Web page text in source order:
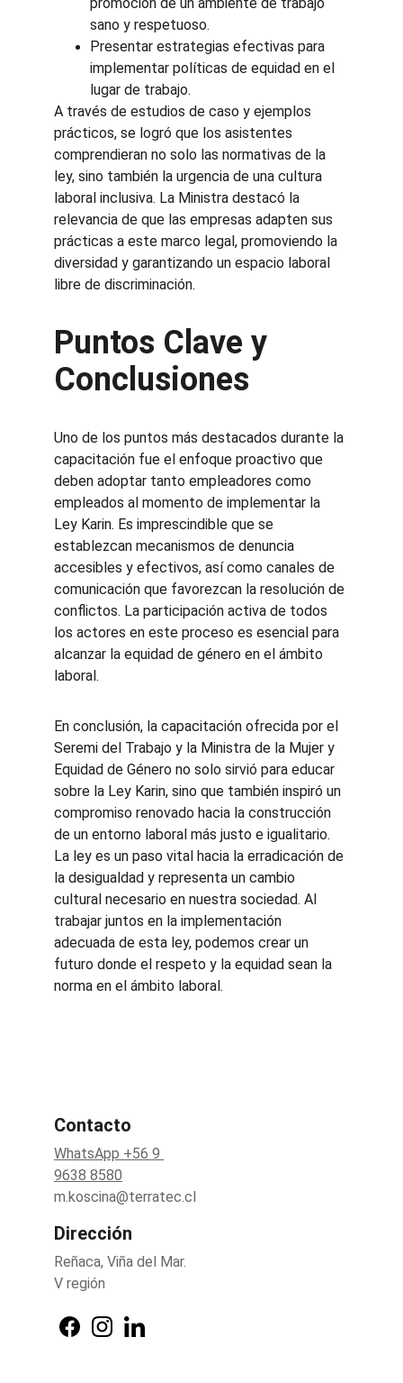
sano y respetuoso.
Presentar estrategias efectivas para
implementar políticas de equidad en el
lugar de trabajo.
A través de estudios de caso y ejemplos
prácticos, se logró que los asistentes
comprendieran no solo las normativas de la
ley, sino también la urgencia de una cultura
laboral inclusiva. La Ministra destacó la
relevancia de que las empresas adapten sus
prácticas a este marco legal, promoviendo la
diversidad y garantizando un espacio laboral
libre de discriminación.
Puntos Clave y
Conclusiones
Uno de los puntos más destacados durante la
capacitación fue el enfoque proactivo que
deben adoptar tanto empleadores como
empleados al momento de implementar la
Ley Karin. Es imprescindible que se
establezcan mecanismos de denuncia
accesibles y efectivos, así como canales de
comunicación que favorezcan la resolución de
conflictos. La participación activa de todos
los actores en este proceso es esencial para
alcanzar la equidad de género en el ámbito
laboral.
En conclusión, la capacitación ofrecida por el
Seremi del Trabajo y la Ministra de la Mujer y
Equidad de Género no solo sirvió para educar
sobre la Ley Karin, sino que también inspiró un
compromiso renovado hacia la construcción
de un entorno laboral más justo e igualitario.
La ley es un paso vital hacia la erradicación de
la desigualdad y representa un cambio
cultural necesario en nuestra sociedad. Al
trabajar juntos en la implementación
adecuada de esta ley, podemos crear un
futuro donde el respeto y la equidad sean la
norma en el ámbito laboral.
Contacto
WhatsApp +56 9
9638 8580
m.koscina@terratec.cl
Dirección
Reñaca, Viña del Mar.
V región